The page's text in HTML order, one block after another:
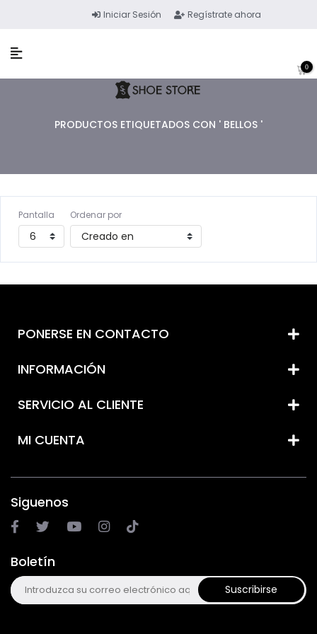
Iniciar Sesión Regístrate ahora
0
PRODUCTOS ETIQUETADOS CON ' BELLOS '
Pantalla Ordenar por
PONERSE EN CONTACTO
INFORMACIÓN
SERVICIO AL CLIENTE
MI CUENTA
Siguenos
Boletín
Suscribirse